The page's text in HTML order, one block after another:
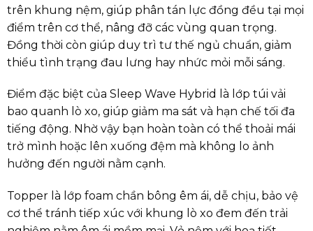
trên khung nệm, giúp phân tán lực đồng đều tại mọi
điểm trên cơ thể, nâng đỡ các vùng quan trọng.
Đồng thời còn giúp duy trì tư thế ngủ chuẩn, giảm
thiểu tình trạng đau lưng hay nhức mỏi mỗi sáng.
Điểm đặc biệt của Sleep Wave Hybrid là lớp túi vải
bao quanh lò xo, giúp giảm ma sát và hạn chế tối đa
tiếng động. Nhờ vậy bạn hoàn toàn có thể thoải mái
trở mình hoặc lên xuống đệm mà không lo ảnh
hưởng đến người nằm cạnh.
Topper là lớp foam chần bông êm ái, dễ chịu, bảo vệ
cơ thể tránh tiếp xúc với khung lò xo đem đến trải